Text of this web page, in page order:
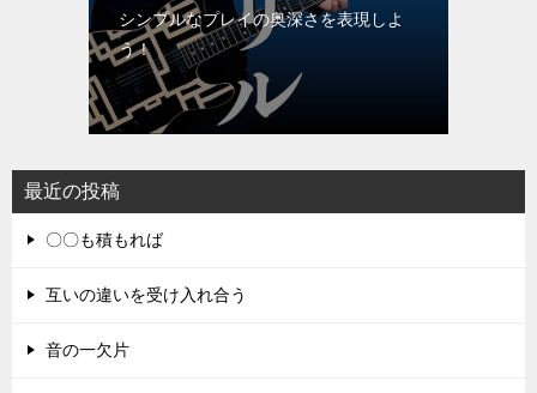
シンプルなプレイの奥深さを表現しよ
う！
最近の投稿
〇〇も積もれば
互いの違いを受け入れ合う
音の一欠片